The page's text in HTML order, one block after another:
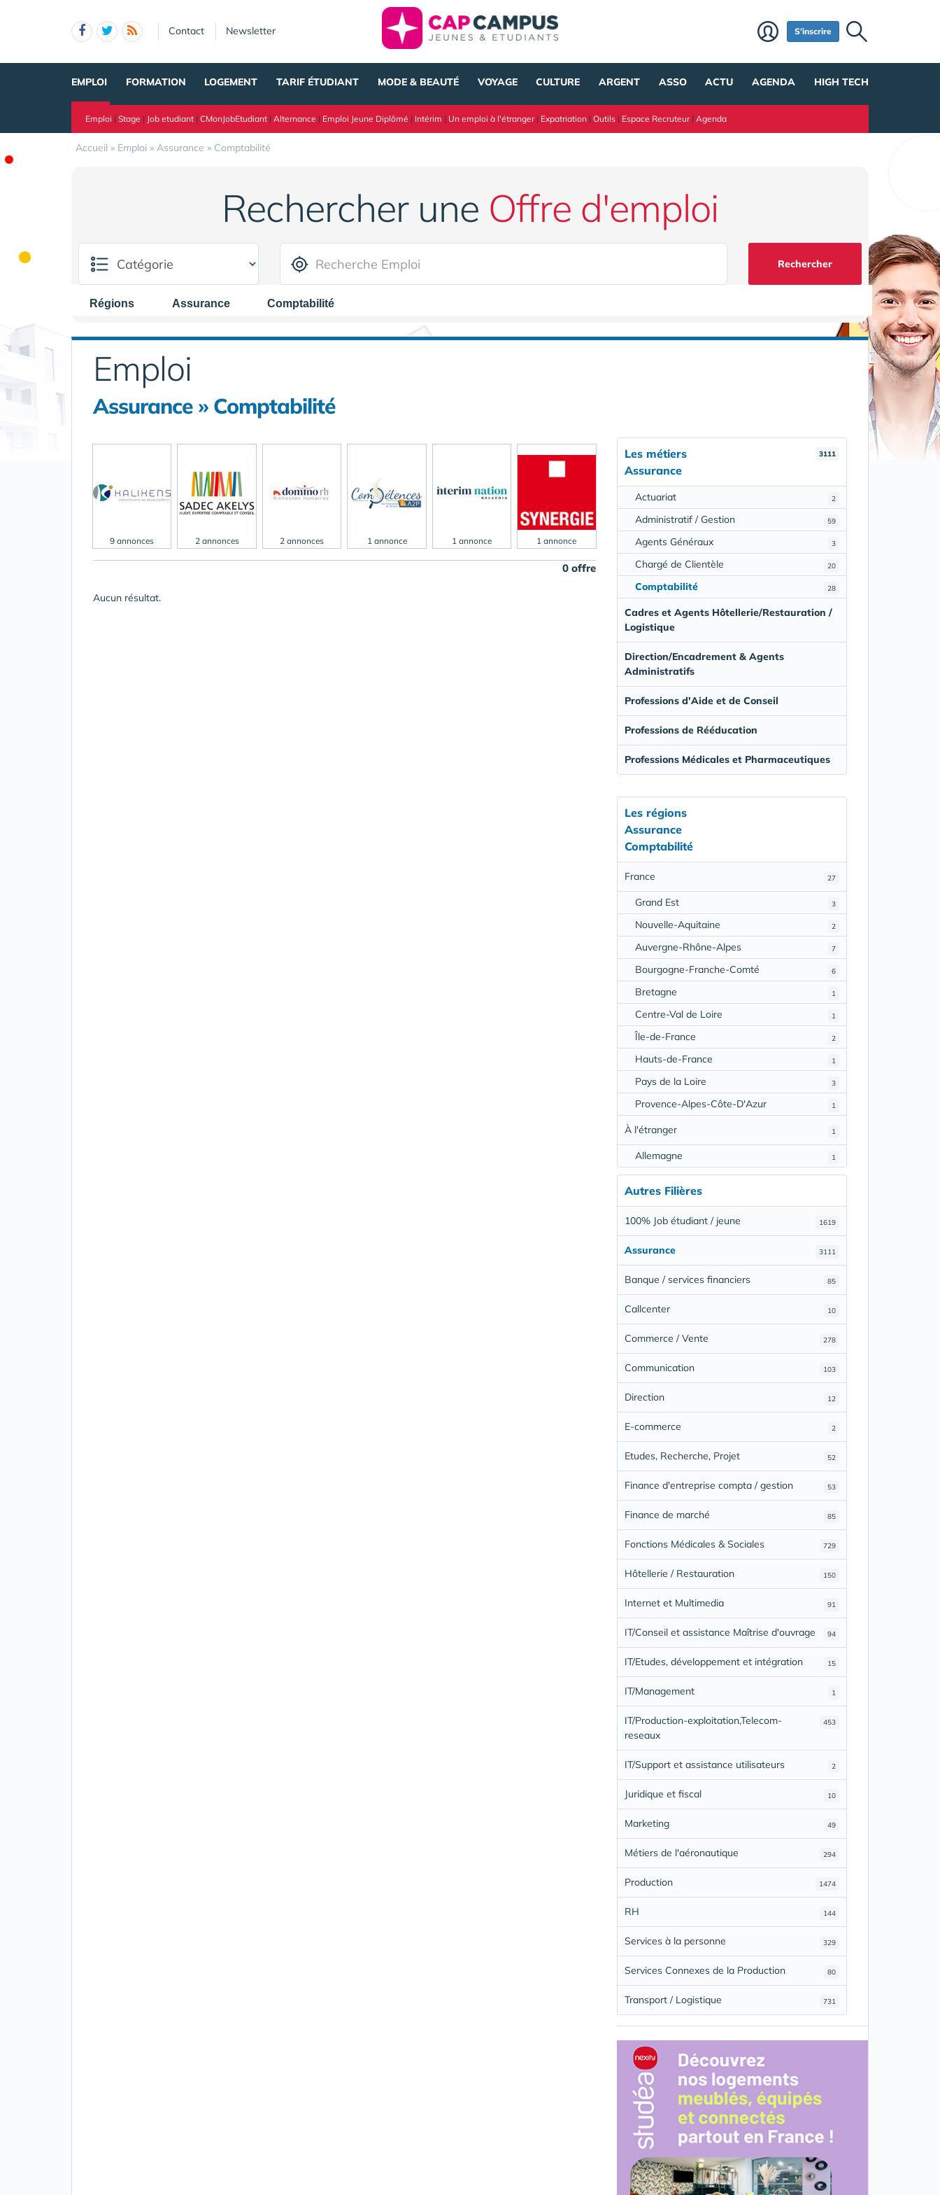
Contact Newsletter S'inscrire
EMPLOI FORMATION LOGEMENT TARIF ÉTUDIANT MODE & BEAUTÉ VOYAGE CULTURE ARGENT ASSO ACTU AGENDA HIGH TECH
Emploi | Stage | Job etudiant | CMonJobEtudiant | Alternance | Emploi Jeune Diplômé | Intérim | Un emploi à l'étranger| Expatriation | Outils | Espace Recruteur| Agenda
Accueil » Emploi » Assurance » Comptabilité
Rechercher une Offre d'emploi
Rechercher
Régions Assurance Comptabilité
Emploi
Assurance » Comptabilité
9 annonces 2 annonces 2 annonces 1 annonce 1 annonce 1 annonce
0 offre
Aucun résultat.
3111
Les métiers
Assurance
2
Actuariat
59
Administratif / Gestion
3
Agents Généraux
20
Chargé de Clientèle
28
Comptabilité
Cadres et Agents Hôtellerie/Restauration /
Logistique
Direction/Encadrement & Agents
Administratifs
Professions d'Aide et de Conseil
Professions de Rééducation
Professions Médicales et Pharmaceutiques
Les régions
Assurance
Comptabilité
27
France
3
Grand Est
2
Nouvelle-Aquitaine
7
Auvergne-Rhône-Alpes
6
Bourgogne-Franche-Comté
1
Bretagne
1
Centre-Val de Loire
2
Île-de-France
1
Hauts-de-France
3
Pays de la Loire
1
Provence-Alpes-Côte-D'Azur
1
À l'étranger
1
Allemagne
Autres Filières
1619
100% Job étudiant / jeune
3111
Assurance
85
Banque / services financiers
10
Callcenter
278
Commerce / Vente
103
Communication
12
Direction
2
E-commerce
52
Etudes, Recherche, Projet
53
Finance d'entreprise compta / gestion
85
Finance de marché
729
Fonctions Médicales & Sociales
150
Hôtellerie / Restauration
91
Internet et Multimedia
94
IT/Conseil et assistance Maîtrise d'ouvrage
15
IT/Etudes, développement et intégration
1
IT/Management
453
IT/Production-exploitation,Telecom-
reseaux
2
IT/Support et assistance utilisateurs
10
Juridique et fiscal
49
Marketing
294
Métiers de l'aéronautique
1474
Production
144
RH
329
Services à la personne
80
Services Connexes de la Production
731
Transport / Logistique